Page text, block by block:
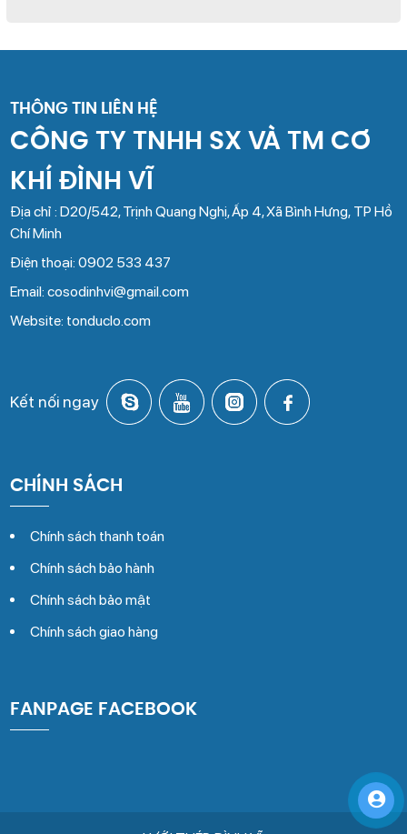
THÔNG TIN LIÊN HỆ
CÔNG TY TNHH SX VÀ TM CƠ
KHÍ ĐÌNH VĨ
Địa chỉ : D20/542, Trịnh Quang Nghị, Ấp 4, Xã Bình Hưng, TP Hồ
Chí Minh
Điện thoại: 0902 533 437
Email: cosodinhvi@gmail.com
Website: tonduclo.com
Kết nối ngay
CHÍNH SÁCH
Chính sách thanh toán
Chính sách bảo hành
Chính sách bảo mật
Chính sách giao hàng
FANPAGE FACEBOOK